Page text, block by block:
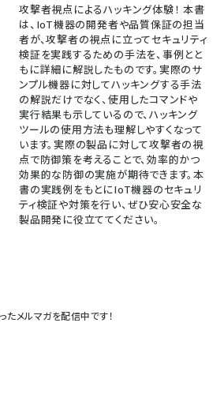
攻撃者視点によるハッキング体験！ 本書
は、IoT機器の開発者や品質保証の担当
者が、攻撃者の視点に立ってセキュリティ
検証を実践するための手法を、事例とと
もに詳細に解説したものです。実際のサ
ンプル機器に対してハッキングする手法
の解説だけでなく、使用したコマンドや
実行結果も示しているので、ハッキング
ツールの使用方法も理解しやすくなって
います。実際の製品に対して攻撃者の視
点で防御策を考えることで、効率的かつ
効果的な防御の実施が期待できます。本
書の実践例をもとにIoT機器のセキュリ
ティ検証や対策を行い、ぜひ安心安全な
製品開発に役立ててください。
メルマガを配信中です！